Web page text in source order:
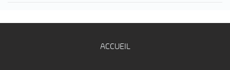
ACCUEIL